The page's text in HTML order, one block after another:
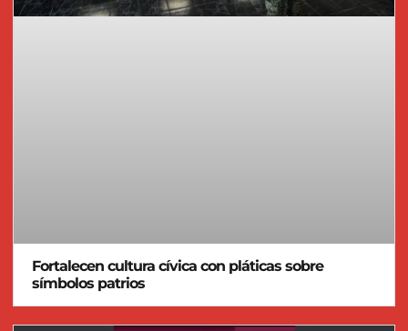
Fortalecen cultura cívica con pláticas sobre
símbolos patrios